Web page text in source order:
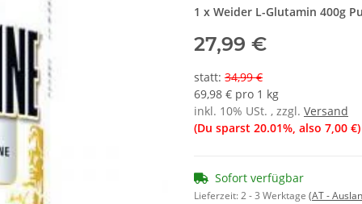
1 x Weider L-Glutamin 400g
27,99 €
statt: 34,99 €
69,98 € pro 1 kg
inkl. 10% USt. , zzgl. Versand
(Du sparst 20.01%, also 7,00 €)
Sofort verfügbar
Lieferzeit:2 - 3 Werktage (AT -